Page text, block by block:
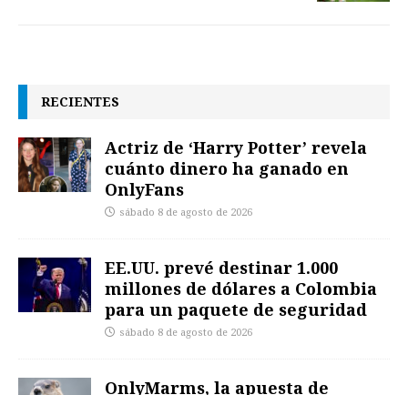
RECIENTES
Actriz de ‘Harry Potter’ revela
cuánto dinero ha ganado en
OnlyFans
sábado 8 de agosto de 2026
EE.UU. prevé destinar 1.000
millones de dólares a Colombia
para un paquete de seguridad
sábado 8 de agosto de 2026
OnlyMarms, la apuesta de